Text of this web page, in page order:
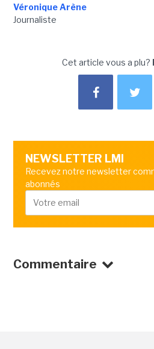
Véronique Arène
Journaliste
Cet article vous a plu?
NEWSLETTER LMI
Recevez notre newsletter
abonnés
Commentaire